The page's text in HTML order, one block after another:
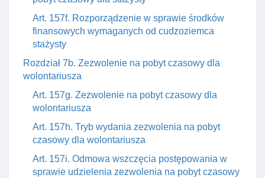
Art. 157f. Rozporządzenie w sprawie środków
finansowych wymaganych od cudzoziemca
stażysty
Rozdział 7b. Zezwolenie na pobyt czasowy dla
wolontariusza
Art. 157g. Zezwolenie na pobyt czasowy dla
wolontariusza
Art. 157h. Tryb wydania zezwolenia na pobyt
czasowy dla wolontariusza
Art. 157i. Odmowa wszczęcia postępowania w
sprawie udzielenia zezwolenia na pobyt czasowy